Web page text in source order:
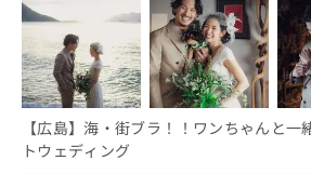
【広島】海・街ブラ！！ワンちゃんと一
トウェディング